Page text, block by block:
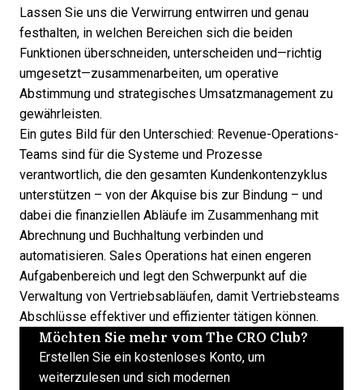
Lassen Sie uns die Verwirrung entwirren und genau
festhalten, in welchen Bereichen sich die beiden
Funktionen überschneiden, unterscheiden und—richtig
umgesetzt—zusammenarbeiten, um operative
Abstimmung und strategisches Umsatzmanagement zu
gewährleisten.
Ein gutes Bild für den Unterschied: Revenue-Operations-
Teams sind für die Systeme und Prozesse
verantwortlich, die den gesamten Kundenkontenzyklus
unterstützen – von der Akquise bis zur Bindung – und
dabei die finanziellen Abläufe im Zusammenhang mit
Abrechnung und Buchhaltung verbinden und
automatisieren. Sales Operations hat einen engeren
Aufgabenbereich und legt den Schwerpunkt auf die
Verwaltung von Vertriebsabläufen, damit Vertriebsteams
Abschlüsse effektiver und effizienter tätigen können.
Möchten Sie mehr vom The CRO Club?
Erstellen Sie ein kostenloses Konto, um
weiterzulesen und sich modernen